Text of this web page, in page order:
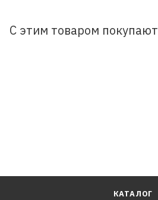
С этим товаром покупают
КАТАЛОГ